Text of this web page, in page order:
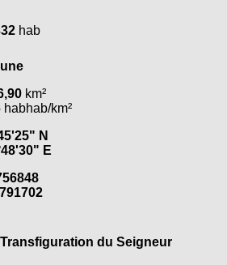
hab
km²
habhab/km²
N
E
du Seigneur